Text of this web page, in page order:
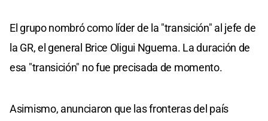
El grupo nombró como líder de la "transición" al jefe de
la GR, el general Brice Oligui Nguema. La duración de
esa "transición" no fue precisada de momento.
Asimismo, anunciaron que las fronteras del país